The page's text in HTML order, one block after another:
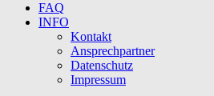
FAQ
INFO
Kontakt
Ansprechpartner
Datenschutz
Impressum